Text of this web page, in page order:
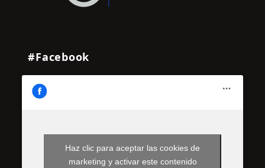
#Facebook
Haz clic para aceptar las cookies de
marketing y activar este contenido